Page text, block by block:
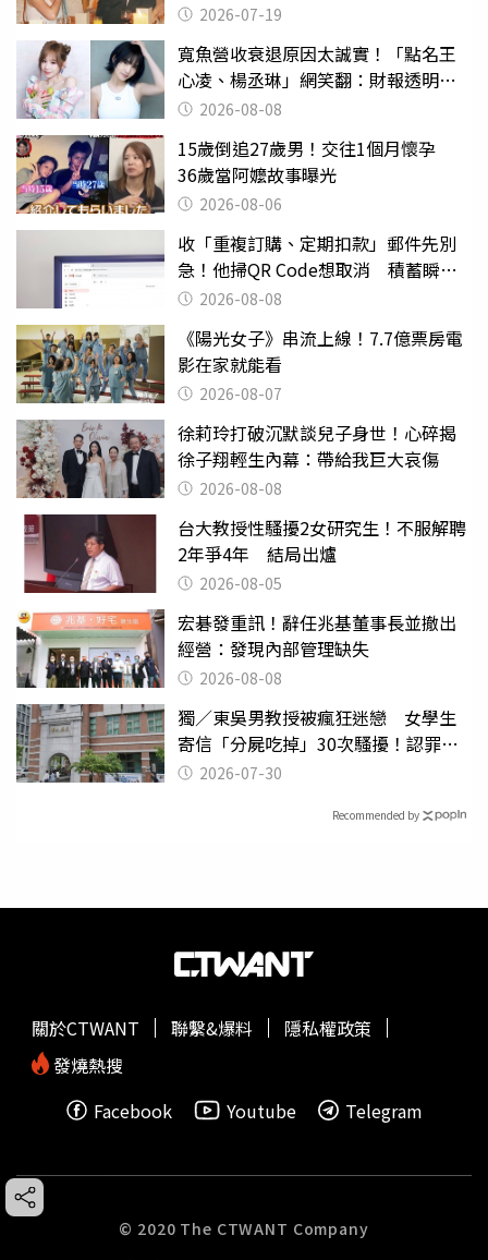
2026-07-19
寬魚營收衰退原因太誠實！「點名王
心凌、楊丞琳」網笑翻：財報透明度
滿分2026-08-08
15歲倒追27歲男！交往1個月懷孕
36歲當阿嬤故事曝光
2026-08-06
收「重複訂購、定期扣款」郵件先別
急！他掃QR Code想取消 積蓄瞬間
蒸發2026-08-08
《陽光女子》串流上線！7.7億票房電
影在家就能看
2026-08-07
徐莉玲打破沉默談兒子身世！心碎揭
徐子翔輕生內幕：帶給我巨大哀傷
2026-08-08
台大教授性騷擾2女研究生！不服解聘
2年爭4年 結局出爐
2026-08-05
宏碁發重訊！辭任兆基董事長並撤出
經營：發現內部管理缺失
2026-08-08
獨／東吳男教授被瘋狂迷戀 女學生
寄信「分屍吃掉」30次騷擾！認罪免
關 2026-07-30
Recommended by
關於CTWANT 聯繫&爆料
隱私權政策
發燒熱搜
Facebook
Youtube Telegram
© 2020 The CTWANT Company